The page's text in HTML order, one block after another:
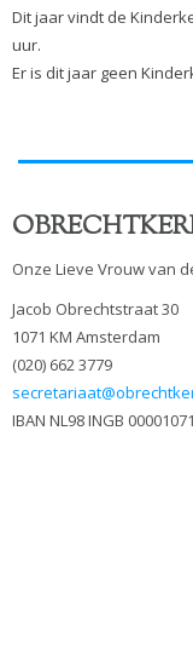
Dit jaar vindt de
uur.
Er is dit jaar geen
Onze Lieve Vrouw van
Jacob Obrechtstraat 30
1071 KM Amsterdam
(020) 662 3779
IBAN NL98 INGB